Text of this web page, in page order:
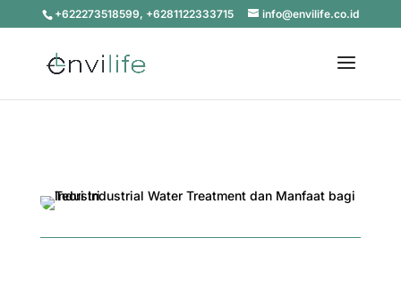
+622273518599, +6281122333715 info@envilife.co.id